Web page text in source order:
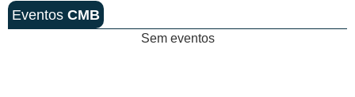
Eventos CMB
Sem eventos